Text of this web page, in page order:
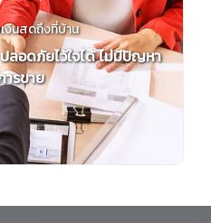
งินสดถึงที่บ้าน
ลอดภัยไว้ใจได้ ไม่มีปัญหา
รขาย